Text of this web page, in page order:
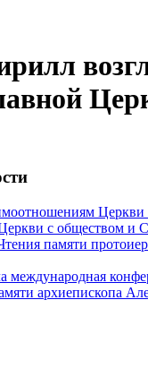
с обществом
архиепископа